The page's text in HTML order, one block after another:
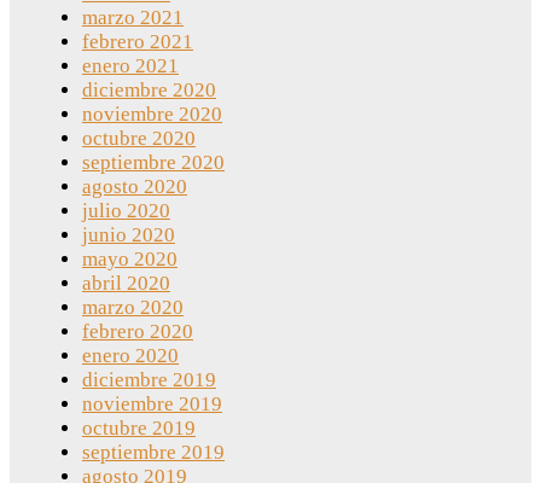
marzo 2021
febrero 2021
enero 2021
diciembre 2020
noviembre 2020
octubre 2020
septiembre 2020
agosto 2020
julio 2020
junio 2020
mayo 2020
abril 2020
marzo 2020
febrero 2020
enero 2020
diciembre 2019
noviembre 2019
octubre 2019
septiembre 2019
agosto 2019